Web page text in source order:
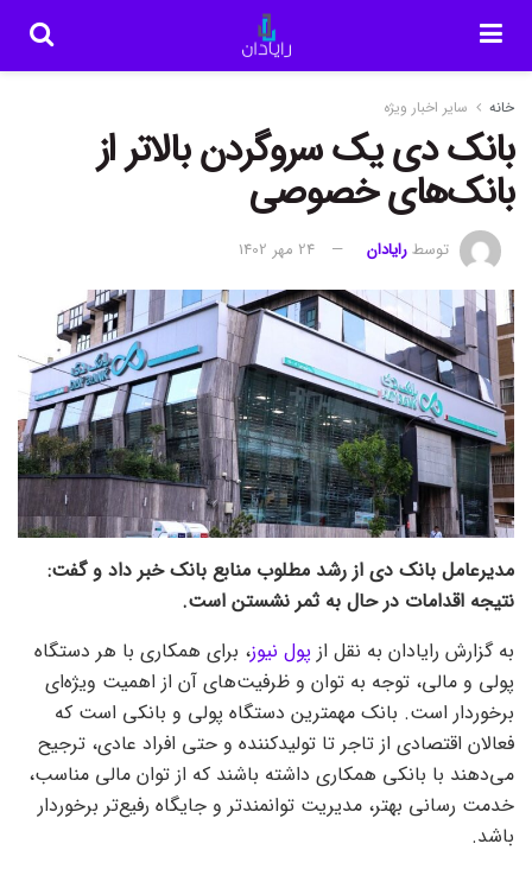
خانه سایر اخبار ویژه
بانک دی یک سروگردن بالاتر از
بانک‌های خصوصی
توسطرایادان 24 مهر 1402
مدیرعامل بانک دی از رشد مطلوب منابع بانک خبر داد و گفت:
نتیجه اقدامات در حال به ثمر نشستن است.
به گزارش رایادان به نقل از پول نیوز، برای همکاری با هر دستگاه
پولی و مالی، توجه به توان و ظرفیت‌های آن از اهمیت ویژه‌ای
برخوردار است. بانک مهمترین دستگاه پولی و بانکی است که
فعالان اقتصادی از تاجر تا تولیدکننده و حتی افراد عادی، ترجیح
می‌دهند با بانکی همکاری داشته باشند که از توان مالی مناسب،
خدمت رسانی بهتر، مدیریت توانمندتر و جایگاه رفیع‌تر برخوردار
باشد.